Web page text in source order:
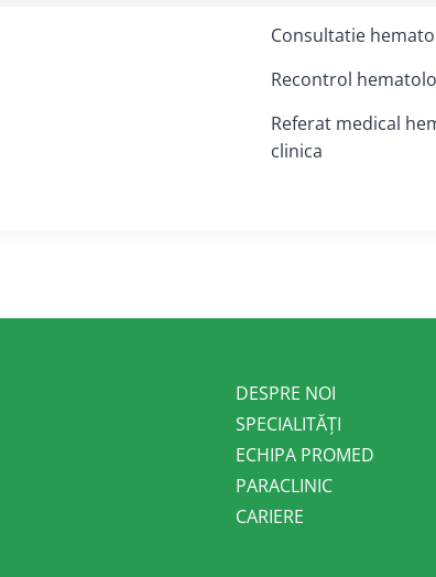
Consultatie
Recontrol
Referat medical
clinica
DESPRE NOI
SPECIALITĂȚI
ECHIPA PROMED
PARACLINIC
CARIERE